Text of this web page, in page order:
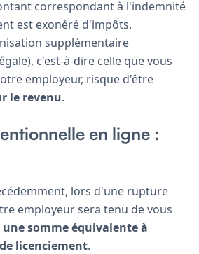
correspondant à l'indemnité
est exonéré d'impôts.
supplémentaire
c'est-à-dire celle que vous
employeur, risque d'être
le revenu.
en ligne :
lors d'une rupture
employeur sera tenu de vous
une somme équivalente à
licenciement.